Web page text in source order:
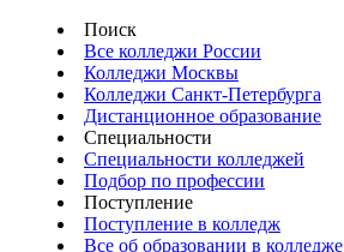
Поиск
Все колледжи России
Колледжи Москвы
Колледжи Санкт-Петербурга
Дистанционное образование
Специальности
Специальности колледжей
Подбор по профессии
Поступление
Поступление в колледж
Все об образовании в колледже